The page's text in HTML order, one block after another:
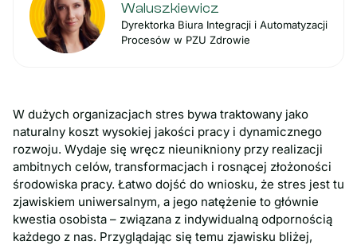
Waluszkiewicz
Dyrektorka Biura Integracji i Automatyzacji
Procesów w PZU Zdrowie
W dużych organizacjach stres bywa traktowany jako
naturalny koszt wysokiej jakości pracy i dynamicznego
rozwoju. Wydaje się wręcz nieunikniony przy realizacji
ambitnych celów, transformacjach i rosnącej złożoności
środowiska pracy. Łatwo dojść do wniosku, że stres jest tu
zjawiskiem uniwersalnym, a jego natężenie to głównie
kwestia osobista – związana z indywidualną odpornością
każdego z nas. Przyglądając się temu zjawisku bliżej,